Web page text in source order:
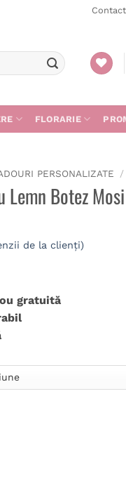
Contact
FLORARIE
PERSONALIZATE /
Lemn Botez Mosi
de la clienți)
gratuită